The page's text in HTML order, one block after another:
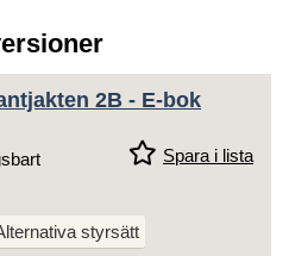
2B - E-bok
Spara i lista
styrsätt